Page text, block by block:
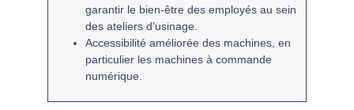
garantir le bien-être des employés au sein
des ateliers d’usinage.
Accessibilité améliorée des machines, en
particulier les machines àcommande
numérique